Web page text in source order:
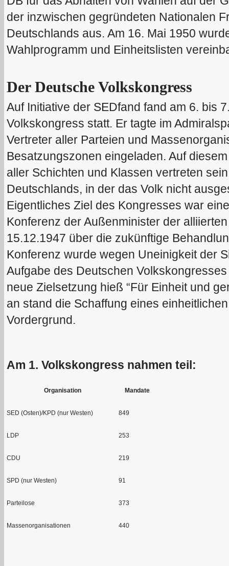
der inzwischen gegründeten Nationalen
Deutschlands aus. Am 16. Mai 1950
Wahlprogramm und Einheitslisten
Der Deutsche Volkskongress
Auf Initiative der SEDfand fand am 6. bis
Volkskongress statt. Er tagte im
Vertreter aller Parteien und
Besatzungszonen eingeladen. Auf
aller Schichten und Klassen vertreten
Deutschlands, in der das Volk nicht
Eigentliches Ziel des Kongresses war
Konferenz der Außenminister der
15.12.1947 über die zukünftige
Konferenz wurde wegen Uneinigkeit der
Aufgabe des Deutschen
neue Zielsetzung hieß “Für Einheit und
an stand die Schaffung eines
Vordergrund.
Am 1. Volkskongress nahmen teil:
Organisation Mandate
SED (Osten)/KPD (nur Westen) 849
LDP 253
CDU 219
SPD (nur Westen) 91
Parteilose 373
Massenorganisationen 440